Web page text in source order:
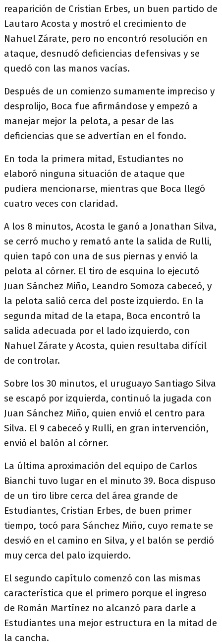
reaparición de Cristian Erbes, un buen partido de
Lautaro Acosta y mostró el crecimiento de
Nahuel Zárate, pero no encontró resolución en
ataque, desnudó deficiencias defensivas y se
quedó con las manos vacías.
Después de un comienzo sumamente impreciso y
desprolijo, Boca fue afirmándose y empezó a
manejar mejor la pelota, a pesar de las
deficiencias que se advertían en el fondo.
En toda la primera mitad, Estudiantes no
elaboró ninguna situación de ataque que
pudiera mencionarse, mientras que Boca llegó
cuatro veces con claridad.
A los 8 minutos, Acosta le ganó a Jonathan Silva,
se cerró mucho y remató ante la salida de Rulli,
quien tapó con una de sus piernas y envió la
pelota al córner. El tiro de esquina lo ejecutó
Juan Sánchez Miño, Leandro Somoza cabeceó, y
la pelota salió cerca del poste izquierdo. En la
segunda mitad de la etapa, Boca encontró la
salida adecuada por el lado izquierdo, con
Nahuel Zárate y Acosta, quien resultaba difícil
de controlar.
Sobre los 30 minutos, el uruguayo Santiago Silva
se escapó por izquierda, continuó la jugada con
Juan Sánchez Miño, quien envió el centro para
Silva. El 9 cabeceó y Rulli, en gran intervención,
envió el balón al córner.
La última aproximación del equipo de Carlos
Bianchi tuvo lugar en el minuto 39. Boca dispuso
de un tiro libre cerca del área grande de
Estudiantes, Cristian Erbes, de buen primer
tiempo, tocó para Sánchez Miño, cuyo remate se
desvió en el camino en Silva, y el balón se perdió
muy cerca del palo izquierdo.
El segundo capítulo comenzó con las mismas
característica que el primero porque el ingreso
de Román Martínez no alcanzó para darle a
Estudiantes una mejor estructura en la mitad de
la cancha.